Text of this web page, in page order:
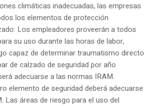
climáticas inadecuadas, las empresas
los elementos de protección
Los empleadores proveerán a todos
su uso durante las horas de labor,
capaz de determinar traumatismo directo
de calzado de seguridad por año
adecuarse a las normas IRAM.
elemento de seguridad deberá adecuarse
Las áreas de riesgo para el uso del